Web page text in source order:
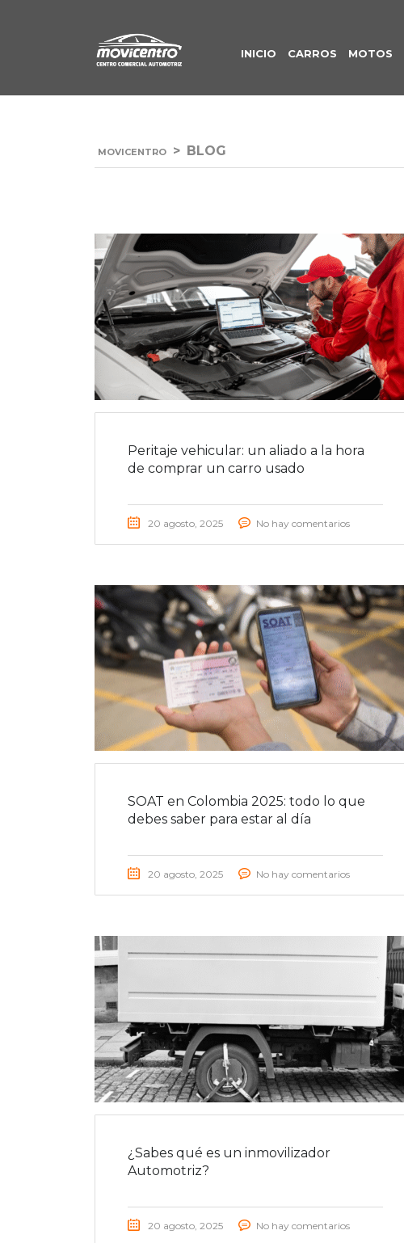
INICIO CARROS MOTOS
MOVICENTRO > BLOG
Peritaje vehicular: un aliado a la hora
de comprar un carro usado
20 agosto, 2025 No hay comentarios
SOAT en Colombia 2025: todo lo que
debes saber para estar al día
20 agosto, 2025 No hay comentarios
¿Sabes qué es un inmovilizador
Automotriz?
20 agosto, 2025 No hay comentarios